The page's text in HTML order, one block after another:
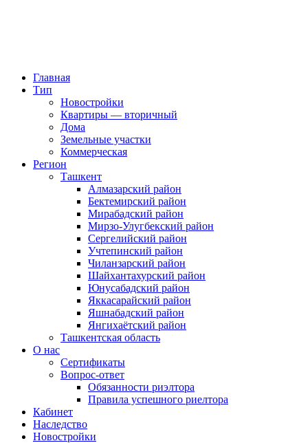
Главная
Тип
Новостройки
Квартиры — вторичный
Дома
Земельные участки
Коммерческая
Регион
Ташкент
Алмазарский район
Бектемирский район
Мирабадский район
Мирзо-Улугбекский район
Сергелийский район
Учтепинский район
Чиланзарский район
Шайхантахурский район
Юнусабадский район
Яккасарайский район
Яшнабадский район
Янгихаётский район
Ташкентская область
О нас
Сертификаты
Вопрос-ответ
Обязанности риэлтора
Правила успешного риелтора
Кабинет
Наследство
Новостройки